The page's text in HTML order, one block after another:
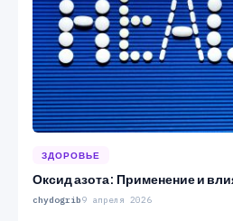
ЗДОРОВЬЕ
Оксид азота: Применение и
chydogrib9 апреля 2026